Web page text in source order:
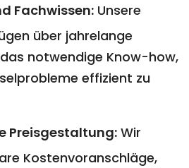
Fachwissen: Unsere
über jahrelange
notwendige Know-how,
effizient zu
Preisgestaltung: Wir
Kostenvoranschläge,